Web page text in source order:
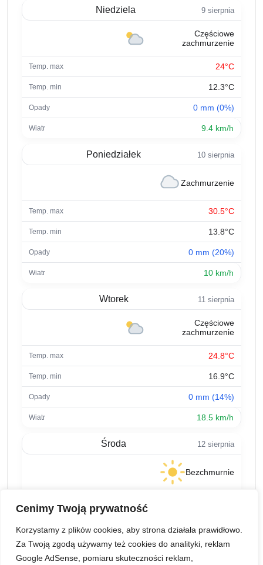
Cenimy Twoją prywatność
Korzystamy z plików cookies, aby strona działała prawidłowo.
Za Twoją zgodą używamy też cookies do analityki, reklam
Google AdSense, pomiaru skuteczności reklam,
Niedziela 9 sierpnia
Częściowe
zachmurzenie
24°C
12.3°C
0 mm (0%)
9.4 km/h
Poniedziałek 10 sierpnia
Zachmurzenie
30.5°C
13.8°C
0 mm (20%)
10 km/h
Wtorek 11 sierpnia
Częściowe
zachmurzenie
24.8°C
16.9°C
0 mm (14%)
18.5 km/h
Środa 12 sierpnia
Bezchmurnie
0 mm (4%)